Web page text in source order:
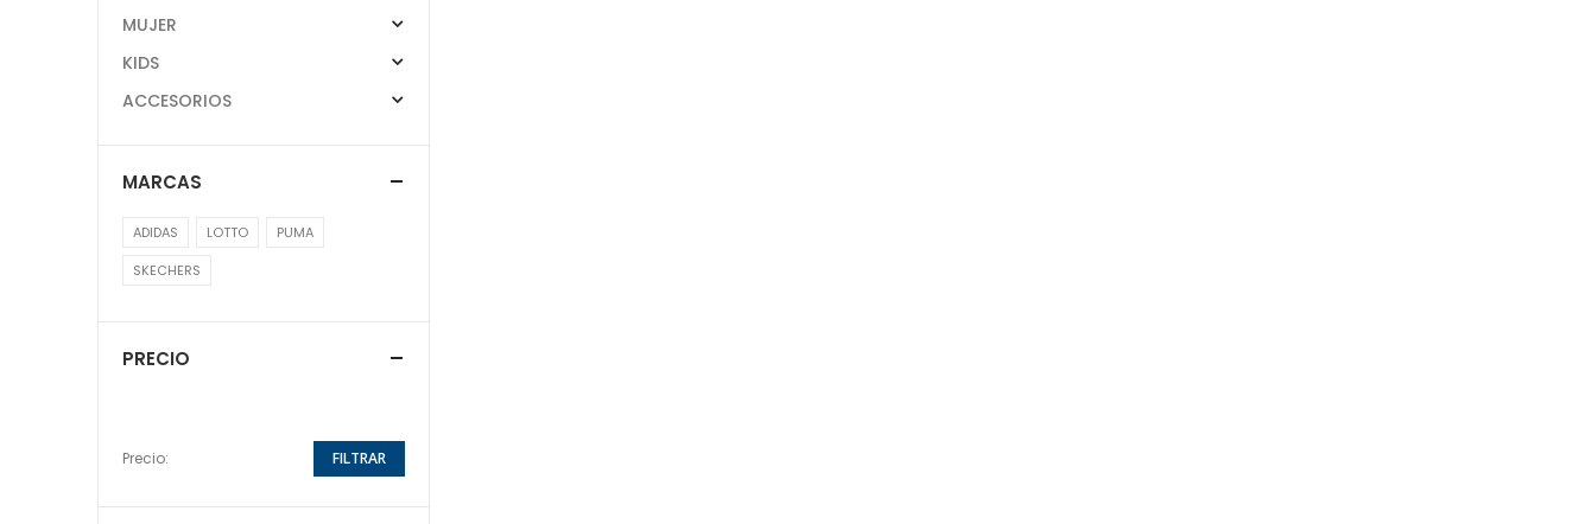
MUJER
KIDS
ACCESORIOS
MARCAS
ADIDAS LOTTO
PUMA
SKECHERS
PRECIO
Precio: FILTRAR